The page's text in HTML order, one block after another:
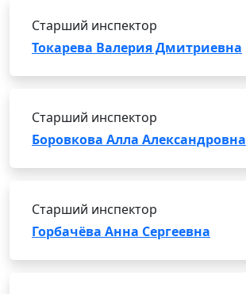
Старший инспектор
Токарева Валерия Дмитриевна
Старший инспектор
Боровкова Алла Александровна
Старший инспектор
Горбачёва Анна Сергеевна